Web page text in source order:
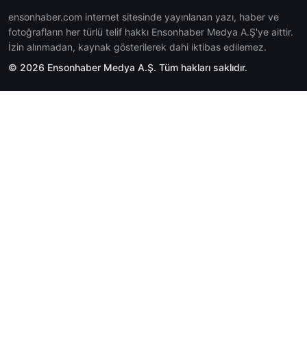
ensonhaber.com internet sitesinde yayınlanan yazı, haber ve
fotoğrafların her türlü telif hakkı Ensonhaber Medya A.Ş'ye aittir.
İzin alınmadan, kaynak gösterilerek dahi iktibas edilemez.
© 2026 Ensonhaber Medya A.Ş. Tüm hakları saklıdır.